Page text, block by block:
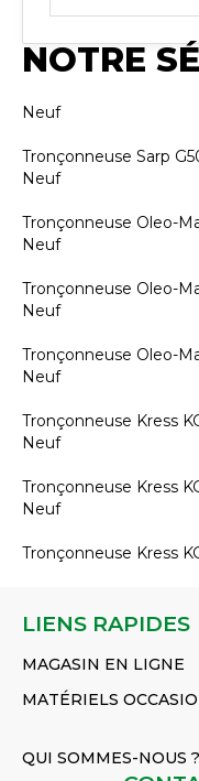
NOTRE
Neuf
Tronçonneuse Sarp
Neuf
Tronçonneuse Oleo-
Neuf
Tronçonneuse Oleo-
Neuf
Tronçonneuse Oleo-
Neuf
Tronçonneuse Kress
Neuf
Tronçonneuse Kress
Neuf
Tronçonneuse Kress
LIENS RAPIDES
MAGASIN EN LIGNE
MATÉRIELS
QUI SOMMES-NOUS ?